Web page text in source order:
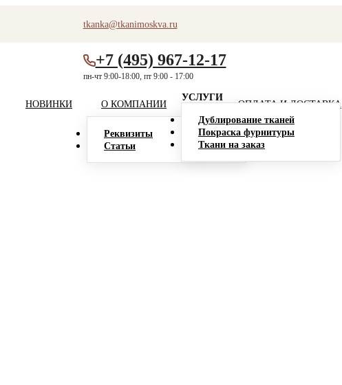
tkanka@tkanimoskva.ru
+7 (495) 967-12-17
пн-чт 9:00-18:00, пт 9:00 - 17:00
НОВИНКИ О КОМПАНИИ
Реквизиты
Статьи
УСЛУГИ
Дублирование тканей
Покраска фурнитуры
Ткани на заказ
ОПЛАТА И ДОСТАВКА